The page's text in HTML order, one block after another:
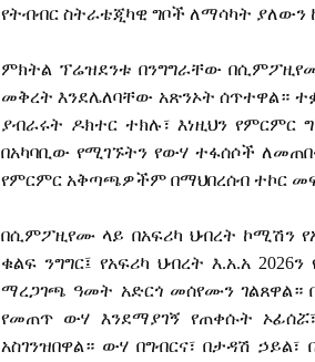
የትብብር ስትራቴጂካዊ ግቦች ለማሳካት ያለውን
ምክትል ፕሬዝደንቱ በንግግራቸው
መቅረት እንደሌለባቸው አጽንኦት ሰጥተዋል።
ያብራሩት ዶክተር ተክሉ፣ እነዚህን የምርምር
በአካባቢው የሚገኙትን የውሃ ተፋሰሶች
የምርምር አቅጣጫዎችም በማህበረሰብ ተኮር
በሲምፖዚየሙ ላይ በአፍሪካ ህብረት ኮሚሽን
ቁልፍ ንግግር፤ የአፍሪካ ህብረት እ.አ.አ2026ን
ማረጋገጫ ዓመት አድርጎ መሰየሙን ገልጸዋል።
የመጠጥ ውሃ እንደማያገኝ የጠቀሱት ኦፊሰሯ፣
አስገንዝበዋል። ውሃ በግብርና፣ በታዳሽ ኃይል፣